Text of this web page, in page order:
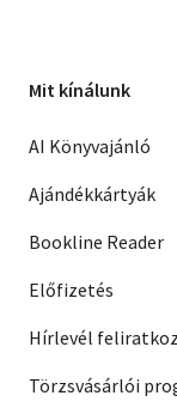
Mit kínálunk
AI Könyvajánló
Ajándékkártyák
Bookline Reader
Előfizetés
Hírlevél
Törzsvásárlói